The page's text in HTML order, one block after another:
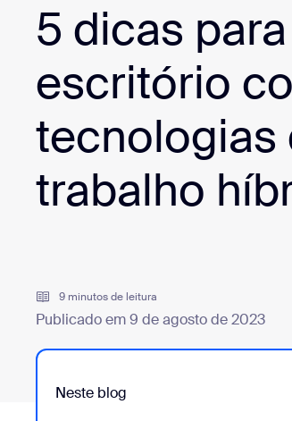
Serviços corporativos da Zoom
Zoom CX
Zoom AI
Desenvolvedores
Central de downloads+1.888.799.9666
5 dicas
escritório
tecnologias
trabalho
9 minutos de leitura
Publicado em 9 de agosto de 2023
Neste blog